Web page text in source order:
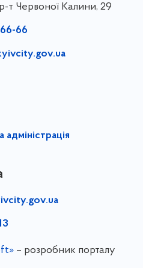
т Червоної Калини, 29
66
адміністрація
– розробник порталу